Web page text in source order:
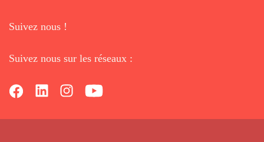
Suivez nous !
Suivez nous sur les réseaux :